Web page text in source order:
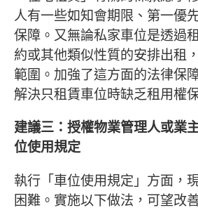
人有一些如知會期限、第一優
保障。又無論私家車位是透過
約或其他類似性質的安排出租
範圍。加強了這方面的法律保
解決只租賃車位時缺乏租用權
建議三：授權物業管理人或業
位使用規定
執行「車位使用規定」方面，
困難。實施以下做法，可望改